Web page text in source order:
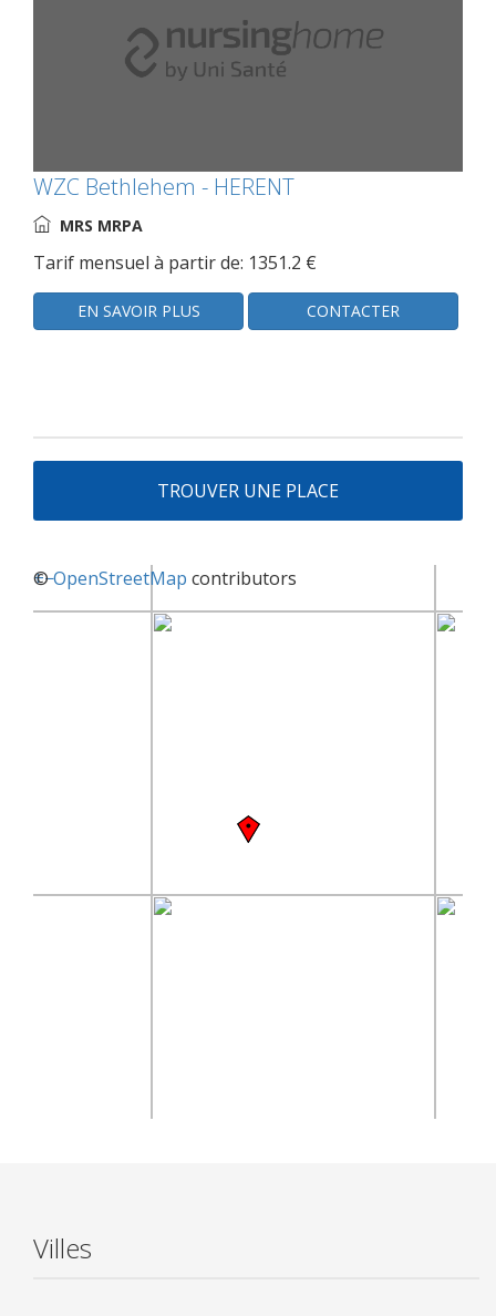
WZC Bethlehem - HERENT
MRS MRPA
Tarif mensuel à partir de: 1351.2 €
EN SAVOIR PLUS CONTACTER
TROUVER UNE PLACE
+−
©OpenStreetMap contributors
Villes